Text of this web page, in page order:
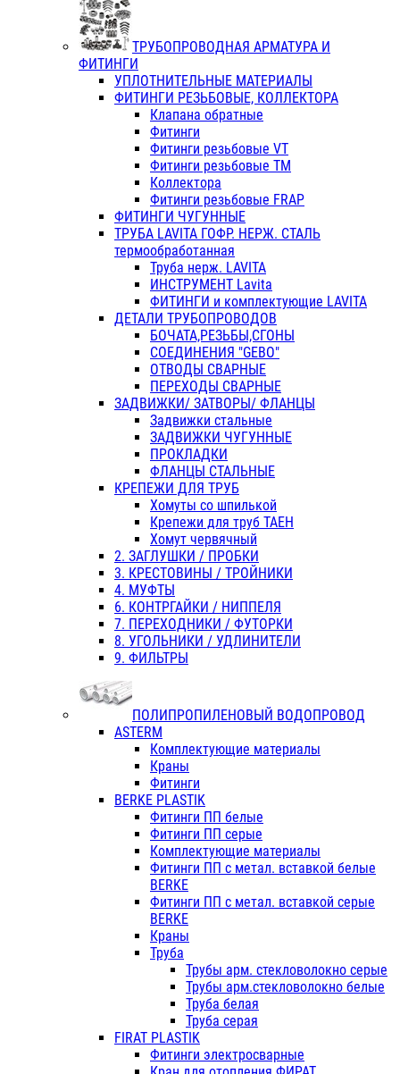
ТРУБОПРОВОДНАЯ АРМАТУРА И
ФИТИНГИ
УПЛОТНИТЕЛЬНЫЕ МАТЕРИАЛЫ
ФИТИНГИ РЕЗЬБОВЫЕ, КОЛЛЕКТОРА
Клапана обратные
Фитинги
Фитинги резьбовые VT
Фитинги резьбовые ТМ
Коллектора
Фитинги резьбовые FRAP
ФИТИНГИ ЧУГУННЫЕ
ТРУБА LAVITA ГОФР. НЕРЖ. СТАЛЬ
термообработанная
Труба нерж. LAVITA
ИНСТРУМЕНТ Lavita
ФИТИНГИ и комплектующие LAVITA
ДЕТАЛИ ТРУБОПРОВОДОВ
БОЧАТА,РЕЗЬБЫ,СГОНЫ
СОЕДИНЕНИЯ "GEBO"
ОТВОДЫ СВАРНЫЕ
ПЕРЕХОДЫ СВАРНЫЕ
ЗАДВИЖКИ/ ЗАТВОРЫ/ ФЛАНЦЫ
Задвижки стальные
ЗАДВИЖКИ ЧУГУННЫЕ
ПРОКЛАДКИ
ФЛАНЦЫ СТАЛЬНЫЕ
КРЕПЕЖИ ДЛЯ ТРУБ
Хомуты со шпилькой
Крепежи для труб ТАЕН
Хомут червячный
2. ЗАГЛУШКИ / ПРОБКИ
3. КРЕСТОВИНЫ / ТРОЙНИКИ
4. МУФТЫ
6. КОНТРГАЙКИ / НИППЕЛЯ
7. ПЕРЕХОДНИКИ / ФУТОРКИ
8. УГОЛЬНИКИ / УДЛИНИТЕЛИ
9. ФИЛЬТРЫ
ПОЛИПРОПИЛЕНОВЫЙ ВОДОПРОВОД
ASTERM
Комплектующие материалы
Краны
Фитинги
BERKE PLASTIK
Фитинги ПП белые
Фитинги ПП серые
Комплектующие материалы
Фитинги ПП с метал. вставкой белые
BERKE
Фитинги ПП с метал. вставкой серые
BERKE
Краны
Труба
Трубы арм. стекловолокно серые
Трубы арм.стекловолокно белые
Труба белая
Труба серая
FIRAT PLASTIK
Фитинги электросварные